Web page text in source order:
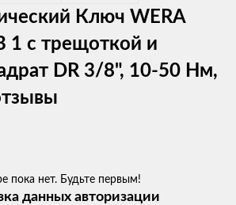
Ключ WERA
1 с трещоткой и
DR 3/8", 10-50 Нм,
пока нет. Будьте первым!
данных авторизации